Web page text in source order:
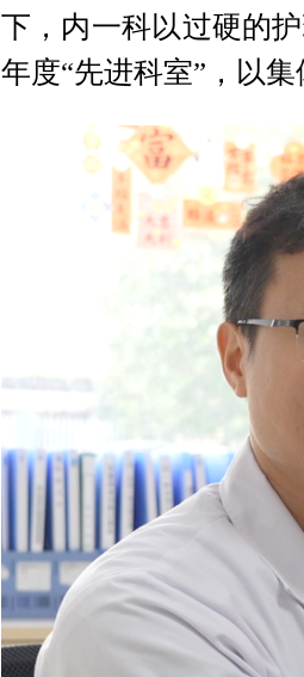
下，内一科以过硬的
年度“先进科室”，以